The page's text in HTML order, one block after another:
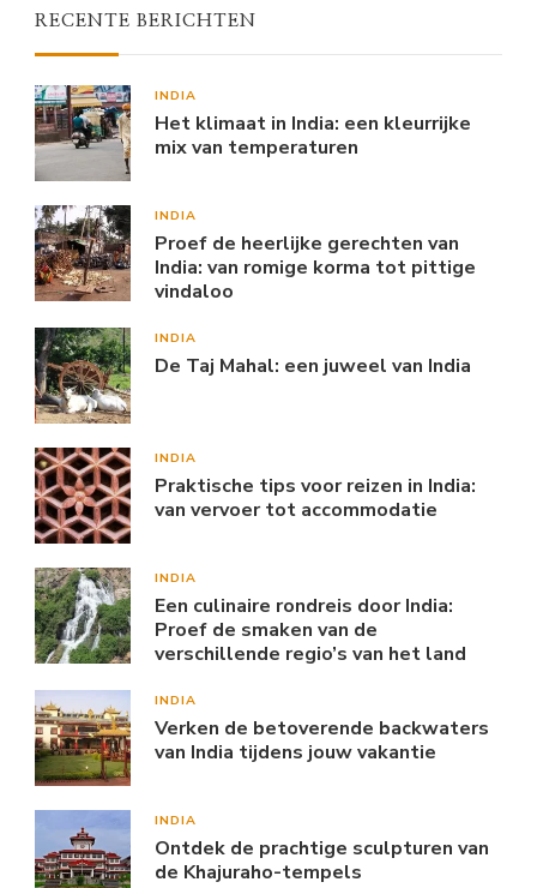
RECENTE BERICHTEN
INDIA
Het klimaat in India: een kleurrijke
mix van temperaturen
INDIA
Proef de heerlijke gerechten van
India: van romige korma tot pittige
vindaloo
INDIA
De Taj Mahal: een juweel van India
INDIA
Praktische tips voor reizen in India:
van vervoer tot accommodatie
INDIA
Een culinaire rondreis door India:
Proef de smaken van de
verschillende regio’s van het land
INDIA
Verken de betoverende backwaters
van India tijdens jouw vakantie
INDIA
Ontdek de prachtige sculpturen van
de Khajuraho-tempels